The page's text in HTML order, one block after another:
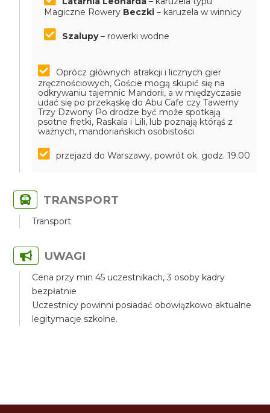
Magiczne Rowery Beczki – karuzela w winnicy
Szalupy– rowerki wodne
Oprócz głównych atrakcji i licznych gier
zręcznościowych, Goście mogą skupić się na
odkrywaniu tajemnic Mandorii, a w międzyczasie
udać się po przekąskę do Abu Cafe czy Tawerny
Trzy Dzwony Po drodze być może spotkają
psotne fretki, Raskala i Lili, lub poznają którąś z
ważnych, mandoriańskich osobistości
przejazd do Warszawy, powrót ok. godz. 19.00
TRANSPORT
Transport
UWAGI
Cena przy min 45 uczestnikach, 3 osoby kadry
bezpłatnie
Uczestnicy powinni posiadać obowiązkowo aktualne
legitymacje szkolne.